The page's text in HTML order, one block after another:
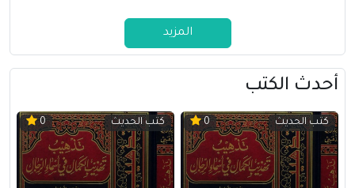
المزيد
أحدث الكتب
كتب الحديث 0 كتب الحديث 0